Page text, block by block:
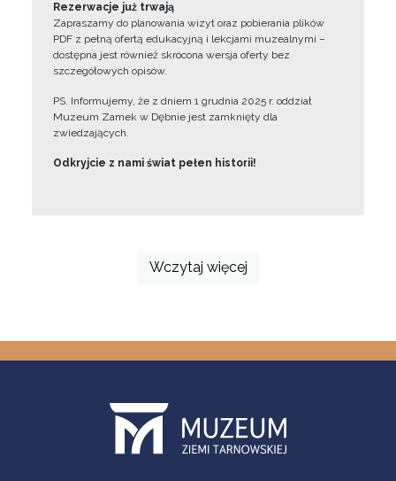
Rezerwacje już trwają
Zapraszamy do planowania wizyt oraz pobierania plików
PDF z pełną ofertą edukacyjną i lekcjami muzealnymi –
dostępna jest również skrócona wersja oferty bez
szczegółowych opisów.
PS. Informujemy, że z dniem 1 grudnia 2025 r. oddział
Muzeum Zamek w Dębnie jest zamknięty dla
zwiedzających.
Odkryjcie z nami świat pełen historii!
Wczytaj więcej